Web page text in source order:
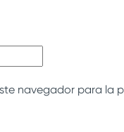
navegador para la